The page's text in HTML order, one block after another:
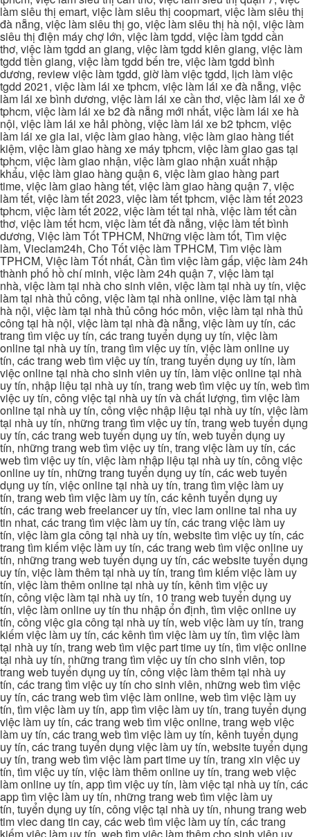
làm siêu thị emart, việc làm siêu thị coopmart, việc làm siêu thị
đà nẵng, việc làm siêu thị go, việc làm siêu thị hà nội, việc làm
siêu thị điện máy chợ lớn, việc làm tgdd, việc làm tgdd cần
thơ, việc làm tgdd an giang, việc làm tgdd kiên giang, việc làm
tgdd tiền giang, việc làm tgdd bến tre, việc làm tgdd bình
dương, review việc làm tgdd, giờ làm việc tgdd, lịch làm việc
tgdd 2021, việc làm lái xe tphcm, việc làm lái xe đà nẵng, việc
làm lái xe bình dương, việc làm lái xe cần thơ, việc làm lái xe ở
tphcm, việc làm lái xe b2 đà nẵng mới nhất, việc làm lái xe hà
nội, việc làm lái xe hải phòng, việc làm lái xe b2 tphcm, việc
làm lái xe gia lai, việc làm giao hàng, việc làm giao hàng tiết
kiệm, việc làm giao hàng xe máy tphcm, việc làm giao gas tại
tphcm, việc làm giao nhận, việc làm giao nhận xuất nhập
khẩu, việc làm giao hàng quận 6, việc làm giao hàng part
time, việc làm giao hàng tết, việc làm giao hàng quận 7, việc
làm tết, việc làm tết 2023, việc làm tết tphcm, việc làm tết 2023
tphcm, việc làm tết 2022, việc làm tết tại nhà, việc làm tết cần
thơ, việc làm tết hcm, việc làm tết đà nẵng, việc làm tết bình
dương, Việc làm Tốt TPHCM, Những việc làm tốt, Tìm việc
làm, Vieclam24h, Cho Tốt việc làm TPHCM, Tìm việc làm
TPHCM, Việc làm Tốt nhất, Cần tìm việc làm gấp, việc làm 24h
thành phố hồ chí minh, việc làm 24h quận 7, việc làm tại
nhà, việc làm tại nhà cho sinh viên, việc làm tại nhà uy tín, việc
làm tại nhà thủ công, việc làm tại nhà online, việc làm tại nhà
hà nội, việc làm tại nhà thủ công hóc môn, việc làm tại nhà thủ
công tại hà nội, việc làm tại nhà đà nẵng, việc làm uy tín, các
trang tìm việc uy tín, các trang tuyển dụng uy tín, việc làm
online tại nhà uy tín, trang tìm việc uy tín, việc làm online uy
tín, các trang web tìm việc uy tín, trang tuyển dụng uy tín, làm
việc online tại nhà cho sinh viên uy tín, làm việc online tại nhà
uy tín, nhập liệu tại nhà uy tín, trang web tìm việc uy tín, web tìm
việc uy tín, công việc tại nhà uy tín và chất lượng, tìm việc làm
online tại nhà uy tín, công việc nhập liệu tại nhà uy tín, việc làm
tại nhà uy tín, những trang tìm việc uy tín, trang web tuyển dụng
uy tín, các trang web tuyển dụng uy tín, web tuyển dụng uy
tín, những trang web tìm việc uy tín, trang việc làm uy tín, các
web tìm việc uy tín, việc làm nhập liệu tại nhà uy tín, công việc
online uy tín, những trang tuyển dụng uy tín, các web tuyển
dụng uy tín, việc online tại nhà uy tín, trang tìm việc làm uy
tín, trang web tìm việc làm uy tín, các kênh tuyển dụng uy
tín, các trang web freelancer uy tín, viec lam online tai nha uy
tin nhat, các trang tìm việc làm uy tín, các trang việc làm uy
tín, việc làm gia công tại nhà uy tín, website tìm việc uy tín, các
trang tìm kiếm việc làm uy tín, các trang web tìm việc online uy
tín, những trang web tuyển dụng uy tín, các website tuyển dụng
uy tín, việc làm thêm tại nhà uy tín, trang tìm kiếm việc làm uy
tín, việc làm thêm online tại nhà uy tín, kênh tìm việc uy
tín, công việc làm tại nhà uy tín, 10 trang web tuyển dụng uy
tín, việc làm online uy tín thu nhập ổn định, tìm việc online uy
tín, công việc gia công tại nhà uy tín, web việc làm uy tín, trang
kiếm việc làm uy tín, các kênh tìm việc làm uy tín, tìm việc làm
tại nhà uy tín, trang web tìm việc part time uy tín, tìm việc online
tại nhà uy tín, những trang tìm việc uy tín cho sinh viên, top
trang web tuyển dụng uy tín, công việc làm thêm tại nhà uy
tín, các trang tìm việc uy tín cho sinh viên, những web tìm việc
uy tín, các trang web tìm việc làm online, web tìm việc làm uy
tín, tìm việc làm uy tín, app tìm việc làm uy tín, trang tuyển dụng
việc làm uy tín, các trang web tìm việc online, trang web việc
làm uy tín, các trang web tìm việc làm uy tín, kênh tuyển dụng
uy tín, các trang tuyển dụng việc làm uy tín, website tuyển dụng
uy tín, trang web tìm việc làm part time uy tín, trang xin việc uy
tín, tìm việc uy tín, việc làm thêm online uy tín, trang web việc
làm online uy tín, app tìm việc uy tín, làm việc tại nhà uy tín, các
app tìm việc làm uy tín, những trang web tìm việc làm uy
tín, tuyển dụng uy tín, công việc tại nhà uy tín, nhung trang web
tim viec dang tin cay, các web tìm việc làm uy tín, các trang